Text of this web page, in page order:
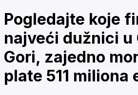
Pogledajte koje
najveći dužnici u
Gori, zajedno
plate 511 miliona